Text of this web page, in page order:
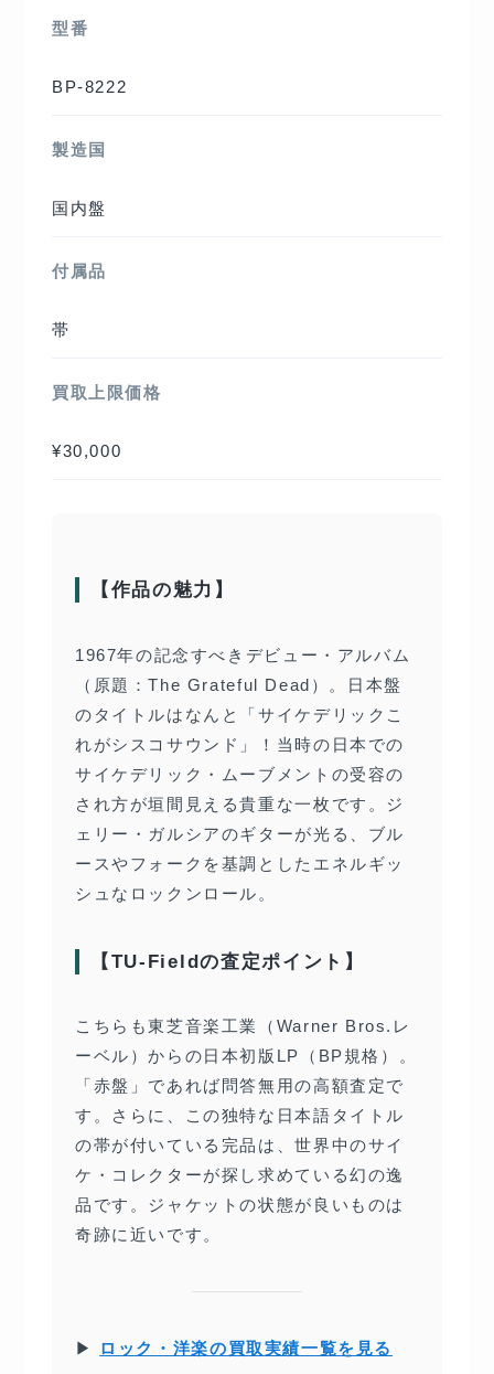
型番
BP-8222
製造国
国内盤
付属品
帯
買取上限価格
¥30,000
【作品の魅力】
1967年の記念すべきデビュー・アルバム
（原題：The Grateful Dead）。日本盤
のタイトルはなんと「サイケデリックこ
れがシスコサウンド」！当時の日本での
サイケデリック・ムーブメントの受容の
され方が垣間見える貴重な一枚です。ジ
ェリー・ガルシアのギターが光る、ブル
ースやフォークを基調としたエネルギッ
シュなロックンロール。
【TU-Fieldの査定ポイント】
こちらも東芝音楽工業（Warner Bros.レ
ーベル）からの日本初版LP（BP規格）。
「赤盤」であれば問答無用の高額査定で
す。さらに、この独特な日本語タイトル
の帯が付いている完品は、世界中のサイ
ケ・コレクターが探し求めている幻の逸
品です。ジャケットの状態が良いものは
奇跡に近いです。
▶ ロック・洋楽の買取実績一覧を見る